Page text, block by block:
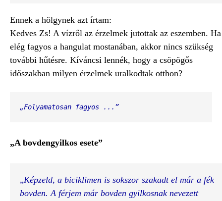
Ennek a hölgynek azt írtam:
Kedves Zs! A vízről az érzelmek jutottak az eszemben. Ha
elég fagyos a hangulat mostanában, akkor nincs szükség
további hűtésre. Kíváncsi lennék, hogy a csöpögős
időszakban milyen érzelmek uralkodtak otthon?
„Folyamatosan fagyos ...”
„A bovdengyilkos esete”
„Képzeld, a biciklimen is sokszor szakadt el már a fék
bovden. A férjem már bovden gyilkosnak nevezett